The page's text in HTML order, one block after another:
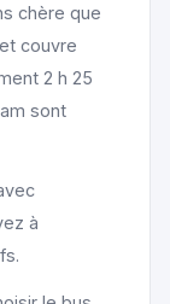
chère que
couvre
2 h 25
sont
à